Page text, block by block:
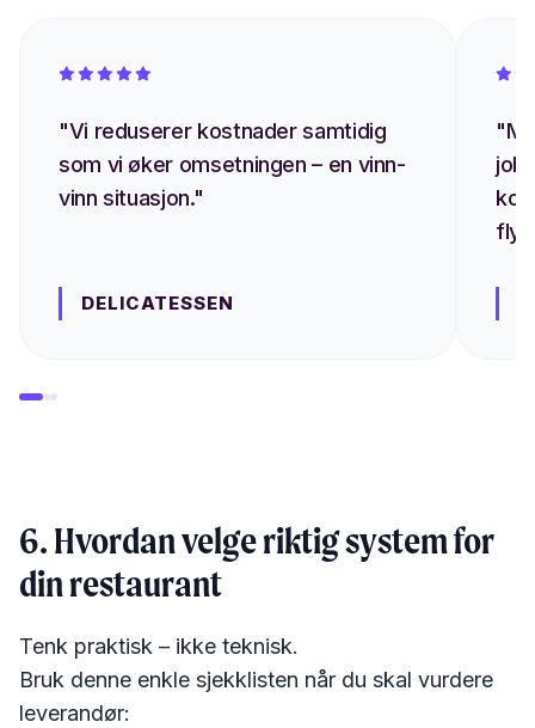
"Vi reduserer kostnader samtidig
som vi øker omsetningen – en vinn-
vinn situasjon."
DELICATESSEN
6. Hvordan velge riktig system for
din restaurant
Tenk praktisk – ikke teknisk.
Bruk denne enkle sjekklisten når du skal vurdere
leverandør: